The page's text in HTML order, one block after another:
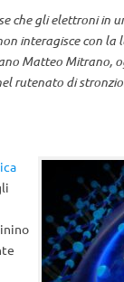
che gli elettroni in
interagisce con la
Matteo Mitrano,
rutenato di